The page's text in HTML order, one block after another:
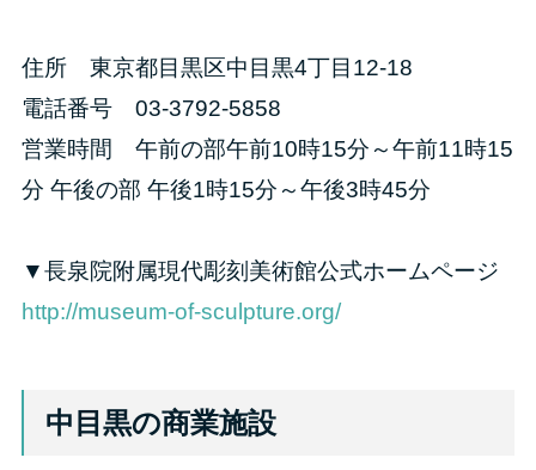
住所 東京都目黒区中目黒4丁目12-18
電話番号 03-3792-5858
営業時間 午前の部午前10時15分～午前11時15
分 午後の部 午後1時15分～午後3時45分
▼長泉院附属現代彫刻美術館公式ホームページ
http://museum-of-sculpture.org/
中目黒の商業施設